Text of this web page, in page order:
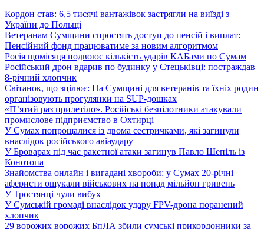
Кордон став: 6,5 тисячі вантажівок застрягли на виїзді з
України до Польщі
Ветеранам Сумщини спростять доступ до пенсій і виплат:
Пенсійний фонд працюватиме за новим алгоритмом
Росія щомісяця подвоює кількість ударів КАБами по Сумам
Російський дрон вдарив по будинку у Стецьківці: постраждав
8-річний хлопчик
Світанок, що зцілює: На Сумщині для ветеранів та їхніх родин
організовують прогулянки на SUP-дошках
«П’ятий раз прилетіло». Російські безпілотники атакували
промислове підприємство в Охтирці
У Сумах попрощалися із двома сестричками, які загинули
внаслідок російського авіаудару
У Броварах під час ракетної атаки загинув Павло Шепіль із
Конотопа
Знайомства онлайн і вигадані хвороби: у Сумах 20-річні
аферисти ошукали військових на понад мільйон гривень
У Тростянці чули вибух
У Сумській громаді внаслідок удару FPV-дрона поранений
хлопчик
29 ворожих ворожих БпЛА збили сумські прикордонники за